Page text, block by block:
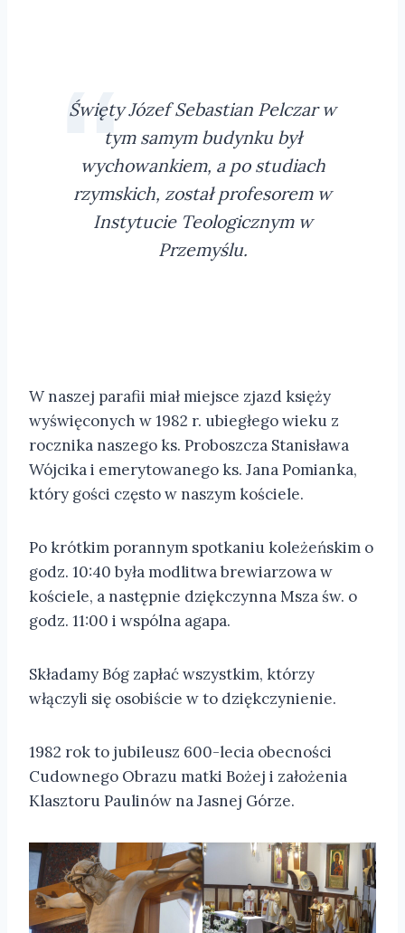
Święty Józef Sebastian Pelczar w
tym samym budynku był
wychowankiem, a po studiach
rzymskich, został profesorem w
Instytucie Teologicznym w
Przemyślu.
W naszej parafii miał miejsce zjazd księży
wyświęconych w 1982 r. ubiegłego wieku z
rocznika naszego ks. Proboszcza Stanisława
Wójcika i emerytowanego ks. Jana Pomianka,
który gości często w naszym kościele.
Po krótkim porannym spotkaniu koleżeńskim o
godz. 10:40 była modlitwa brewiarzowa w
kościele, a następnie dziękczynna Msza św. o
godz. 11:00 i wspólna agapa.
Składamy Bóg zapłać wszystkim, którzy
włączyli się osobiście w to dziękczynienie.
1982 rok to jubileusz 600-lecia obecności
Cudownego Obrazu matki Bożej i założenia
Klasztoru Paulinów na Jasnej Górze.